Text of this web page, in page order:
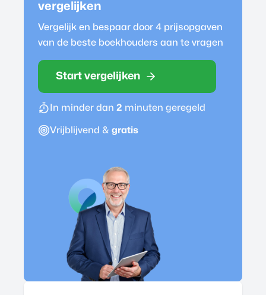
vergelijken
Vergelijk en bespaar door 4 prijsopgaven
van de beste boekhouders aan te vragen
Start vergelijken
In minder dan 2 minuten geregeld
Vrijblijvend & gratis